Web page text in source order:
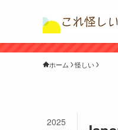
ホーム 怪しい
2025